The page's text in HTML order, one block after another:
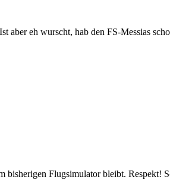
aber eh wurscht, hab den FS-Messias
Flugsimulator bleibt. Respekt!